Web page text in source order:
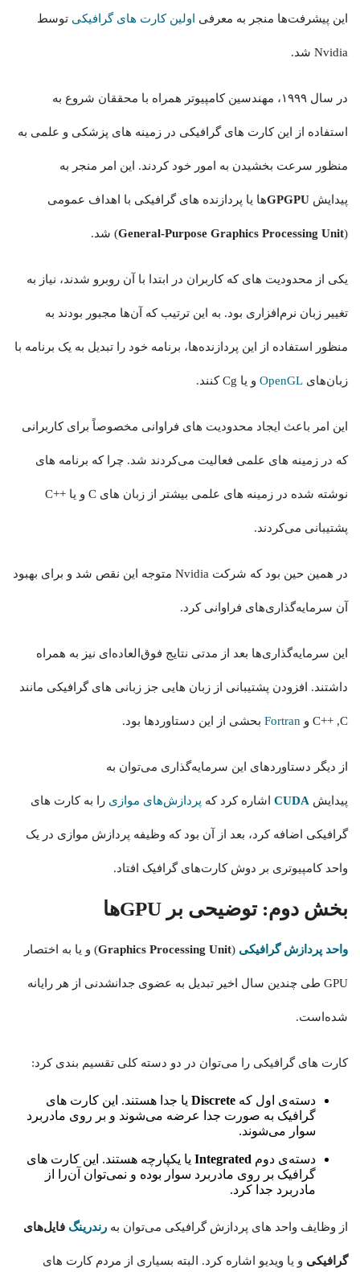
این پیشرفت‌ها منجر به معرفی اولین کارت های گرافیکی توسط
Nvidia شد.
در سال ۱۹۹۹، مهندسین کامپیوتر همراه با محققان شروع به
استفاده از این کارت های گرافیکی در زمینه های پزشکی و علمی به
منظور سرعت‌ بخشیدن به امور خود کردند. این امر منجر به
پیدایش GPGPUها یا پردازنده های گرافیکی با اهداف عمومی
(
General-Purpose Graphics Processing Unit) شد.
یکی از محدودیت های که کاربران در ابتدا با آن روبرو شدند، نیاز به
تغییر زبان نرم‌افزاری بود. به این ترتیب که آن‌ها مجبور بودند به
منظور استفاده از این پردازنده‌ها، برنامه خود را تبدیل به یک برنامه با
زبان‌های OpenGL و یا Cg کنند.
این امر باعث ایجاد محدودیت‌ های فراوانی مخصوصاً برای کاربرانی
که در زمینه های علمی فعالیت می‌کردند شد. چرا که برنامه های
نوشته شده در زمینه های علمی بیشتر از زبان های C و یا ++C
پشتیبانی می‌کردند.
در همین حین بود که شرکت Nvidia متوجه این نقص شد و برای بهبود
آن سرمایه‌گذاری‌های فراوانی کرد.
این سرمایه‌گذاری‌ها بعد از مدتی نتایج فوق‌العاده‌ای نیز به همراه
داشتند. افزودن پشتیبانی از زبان هایی جز زبانی های گرافیکی مانند
C++ ,C و Fortran بحشی از این دستاورد‌ها بود.
از دیگر دستاوردهای این سرمایه‌گذاری می‌توان به
پیدایش CUDA اشاره کرد که پردازش‌های موازی را به کارت ‌های
گرافیکی اضافه کرد، بعد از آن بود که وظیفه پردازش موازی در یک
واحد کامپیوتری بر دوش کارت‌های گرافیک افتاد.
بخش دوم: توضیحی بر GPUها
واحد پردازش گرافیکی (
Graphics Processing Unit) و یا به اختصار
GPU طی چندین سال اخیر تبدیل به عضوی جدانشدنی از هر رایانه
شده‌است.
کارت های گرافیکی را می‌توان در دو دسته کلی تقسیم بندی کرد:
دسته‌ی اول که Discrete یا جدا هستند. این کارت های
گرافیک به صورت جدا عرضه می‌شوند و بر روی مادربرد
سوار می‌شوند.
دسته‌ی دوم Integrated یا یکپارچه هستند. این کارت های
گرافیک بر روی مادربرد سوار بوده و نمی‌توان آن‌را از
مادربرد جدا کرد.
از وظایف واحد های پردازش گرافیکی می‌توان به رندرینگ فایل‌های
گرافیکی و یا ویدیو اشاره کرد. البته بسیاری از مردم کارت های